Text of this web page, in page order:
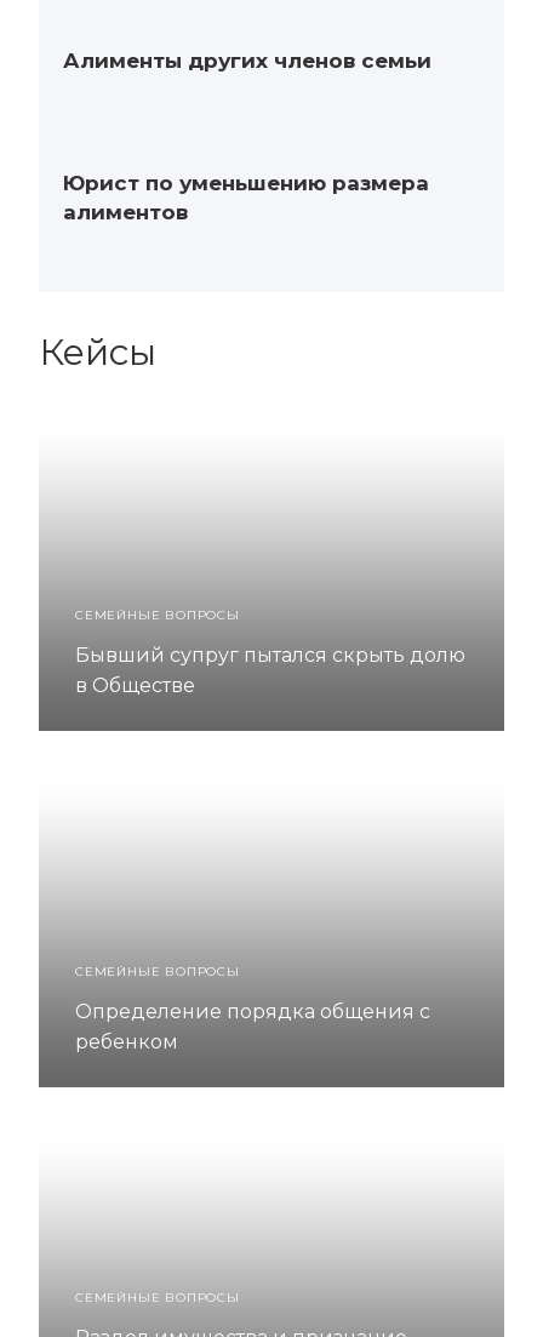
Алименты других членов семьи
Юрист по уменьшению размера
алиментов
Кейсы
СЕМЕЙНЫЕ ВОПРОСЫ
Бывший супруг пытался скрыть долю
в Обществе
СЕМЕЙНЫЕ ВОПРОСЫ
Определение порядка общения с
ребенком
СЕМЕЙНЫЕ ВОПРОСЫ